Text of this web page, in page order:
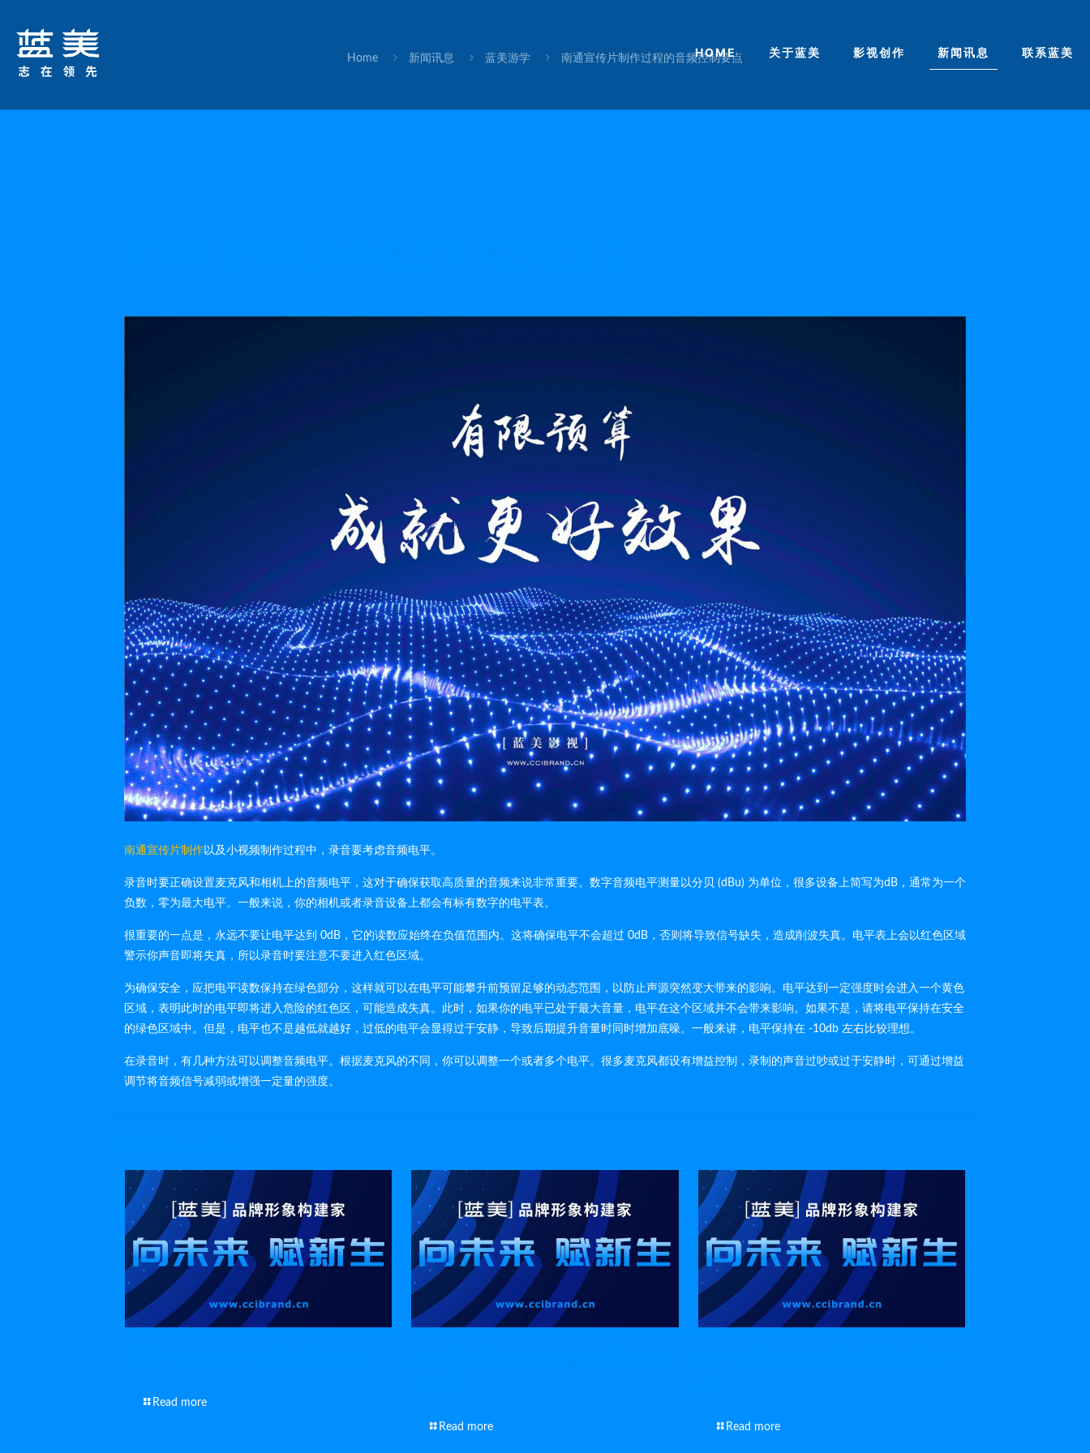
HOME 关于蓝美 影视创作 新闻讯息 联系蓝美
Home 新闻讯息 蓝美游学 南通宣传片制作过程的音频控制要点
南通宣传片制作以及小视频制作过程中，录音要考虑音频电平。
录音时要正确设置麦克风和相机上的音频电平，这对于确保获取高质量的音频来说非常重要。数字音频电平测量以分贝 (dBu) 为单位，很多设备上简写为dB，通常为一个
负数，零为最大电平。一般来说，你的相机或者录音设备上都会有标有数字的电平表。
很重要的一点是，永远不要让电平达到 0dB，它的读数应始终在负值范围内。这将确保电平不会超过 0dB，否则将导致信号缺失，造成削波失真。电平表上会以红色区域
警示你声音即将失真，所以录音时要注意不要进入红色区域。
为确保安全，应把电平读数保持在绿色部分，这样就可以在电平可能攀升前预留足够的动态范围，以防止声源突然变大带来的影响。电平达到一定强度时会进入一个黄色
区域，表明此时的电平即将进入危险的红色区，可能造成失真。此时，如果你的电平已处于最大音量，电平在这个区域并不会带来影响。如果不是，请将电平保持在安全
的绿色区域中。但是，电平也不是越低就越好，过低的电平会显得过于安静，导致后期提升音量时同时增加底噪。一般来讲，电平保持在 -10db 左右比较理想。
在录音时，有几种方法可以调整音频电平。根据麦克风的不同，你可以调整一个或者多个电平。很多麦克风都设有增益控制，录制的声音过吵或过于安静时，可通过增益
调节将音频信号减弱或增强一定量的强度。
Read more
Read more Read more